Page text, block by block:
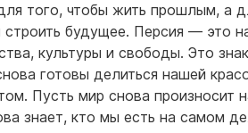
того, чтобы жить прошлым, а
строить будущее. Персия — это
культуры и свободы. Это
готовы делиться нашей
Пусть мир снова произносит
знает, кто мы есть на самом